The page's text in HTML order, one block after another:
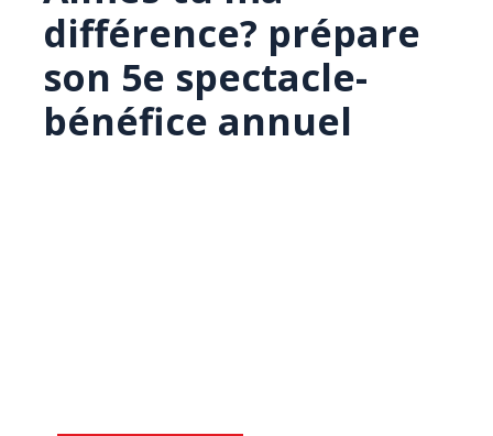
différence? prépare
son 5e spectacle-
bénéfice annuel